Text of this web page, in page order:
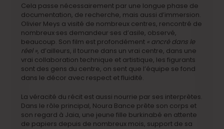
Cela passe nécessairement par une longue phase de
documentation, de recherche, mais aussi d’immersion.
Olivier Meys a visité de nombreux centres, rencontré de
nombreux·ses demandeur·ses d’asile, observé,
beaucoup. Son film est profondément « ancré dans le
réel », d’ailleurs, il tourne dans un vrai centre, dans une
vrai collaboration technique et artistique, les figurants
sont des gens du centre, on sent que l’équipe se fond
dans le décor avec respect et fluidité.
La véracité du récit est aussi nourrie par ses interprètes.
Dans le rôle principal, Noura Bance prête son corps et
son regard à Jaia, une jeune fille burkinabé en attente
de papiers depuis de nombreux mois, support de sa